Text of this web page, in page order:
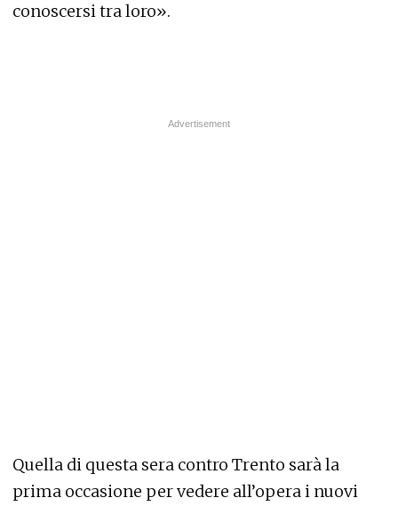
conoscersi tra loro».
Quella di questa sera contro Trento sarà la
prima occasione per vedere all’opera i nuovi